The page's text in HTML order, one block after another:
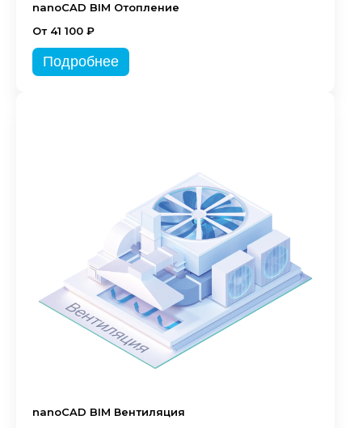
nanoCAD BIM Отопление
От 41 100 ₽
Подробнее
nanoCAD BIM Вентиляция